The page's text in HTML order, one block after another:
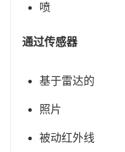
喷
通过传感器
基于雷达的
照片
被动红外线